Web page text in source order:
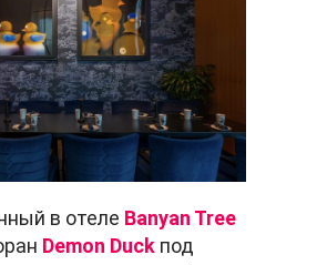
в отеле Banyan Tree
Demon Duck под